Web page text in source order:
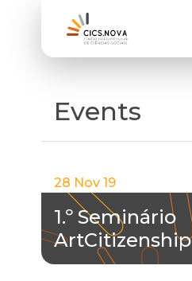
Events
28 Nov 19
1.º Seminário
ArtCitizenship